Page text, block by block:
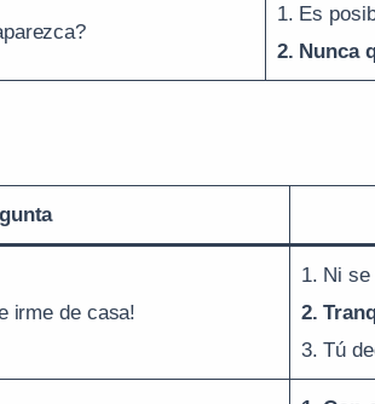
1. Es
2. Nunca
irme de casa!
1. Ni
2.
3. Tú